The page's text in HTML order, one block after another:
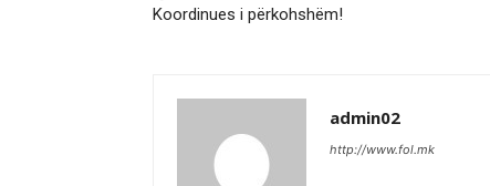
Koordinues i përkohshëm!
admin02
http://www.fol.mk